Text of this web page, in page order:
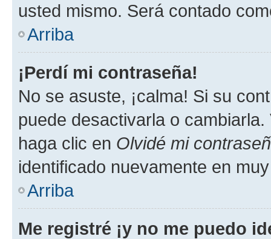
usted mismo. Será contado
Arriba
¡Perdí mi contraseña!
No se asuste, ¡calma! Si su
puede desactivarla o
haga clic en Olvidé mi
identificado nuevamente en
Arriba
Me registré ¡y no me puedo